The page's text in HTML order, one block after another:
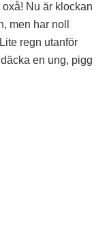
Nu är klockan
men har noll
regn utanför
en ung, pigg